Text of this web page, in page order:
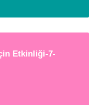
Etkinliği-7-